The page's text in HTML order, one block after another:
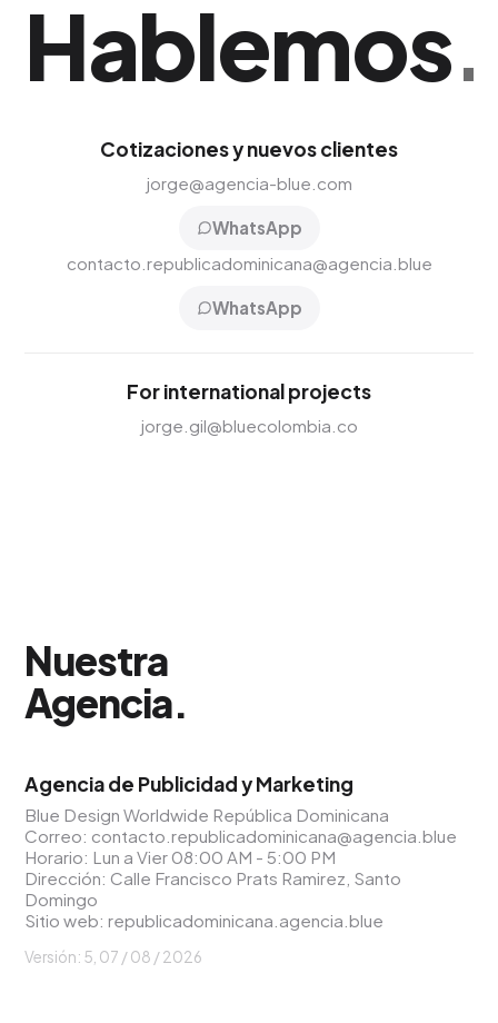
Hablemos.
Cotizaciones y nuevos clientes
jorge@agencia-blue.com
WhatsApp
contacto.republicadominicana@agencia.blue
WhatsApp
For international projects
jorge.gil@bluecolombia.co
Nuestra
Agencia.
Agencia de Publicidad y Marketing
Blue Design Worldwide República Dominicana
Correo: contacto.republicadominicana@agencia.blue
Horario: Lun a Vier 08:00 AM - 5:00 PM
Dirección: Calle Francisco Prats Ramirez, Santo
Domingo
Sitio web:republicadominicana.agencia.blue
Versión: 5, 07 / 08 / 2026